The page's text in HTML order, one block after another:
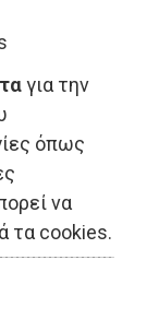
για την
όπως
να
τα cookies.